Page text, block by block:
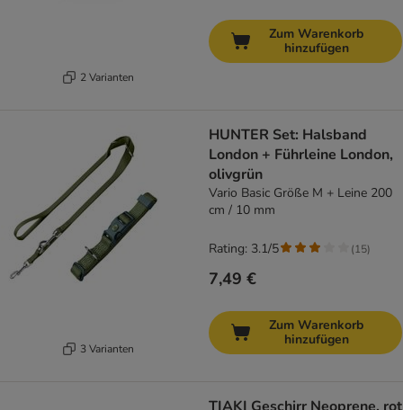
2 Varianten
Zum Warenkorb
hinzufügen
3 Varianten
HUNTER Set: Halsband
London + Führleine London,
olivgrün
Vario Basic Größe M + Leine 200
cm / 10 mm
7,49 €
Rating: 3.1/5 (15)
Zum Warenkorb
hinzufügen